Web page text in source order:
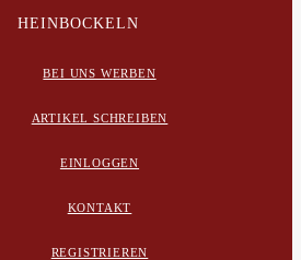
HEINBOCKELN
BEI UNS WERBEN
ARTIKEL SCHREIBEN
EINLOGGEN
KONTAKT
REGISTRIEREN